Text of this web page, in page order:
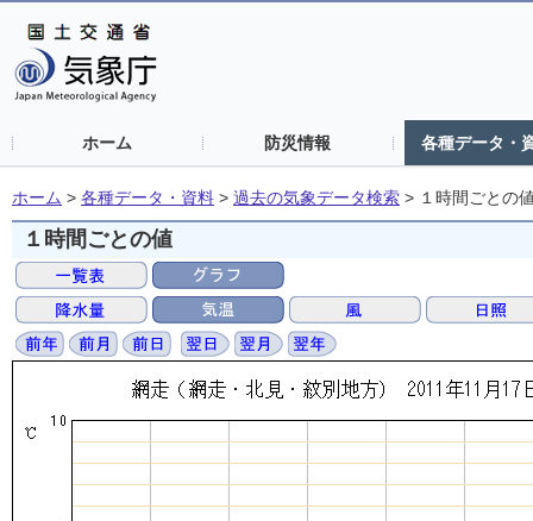
ホーム 防災情報 各種データ・
ホーム > 各種データ・資料 > 過去の気象データ検索 > １時間ごとの
１時間ごとの値